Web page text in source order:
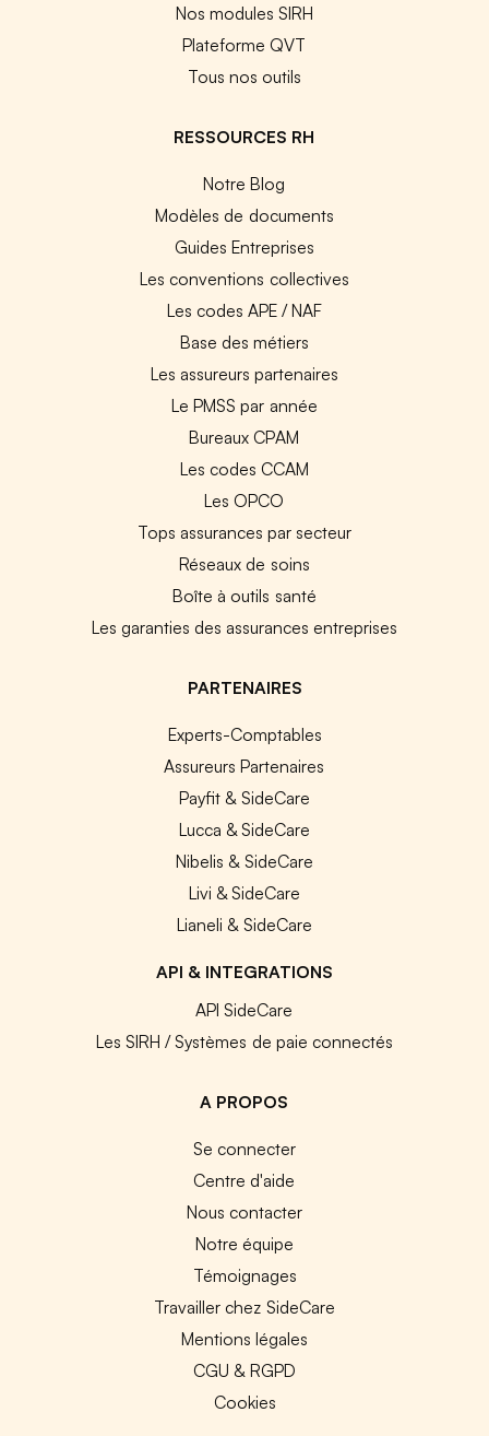
Nos modules SIRH
Plateforme QVT
Tous nos outils
RESSOURCES RH
Notre Blog
Modèles de documents
Guides Entreprises
Les conventions collectives
Les codes APE / NAF
Base des métiers
Les assureurs partenaires
Le PMSS par année
Bureaux CPAM
Les codes CCAM
Les OPCO
Tops assurances par secteur
Réseaux de soins
Boîte à outils santé
Les garanties des assurances entreprises
PARTENAIRES
Experts-Comptables
Assureurs Partenaires
Payfit & SideCare
Lucca & SideCare
Nibelis & SideCare
Livi & SideCare
Lianeli & SideCare
API & INTEGRATIONS
API SideCare
Les SIRH / Systèmes de paie connectés
A PROPOS
Se connecter
Centre d'aide
Nous contacter
Notre équipe
Témoignages
Travailler chez SideCare
Mentions légales
CGU & RGPD
Cookies